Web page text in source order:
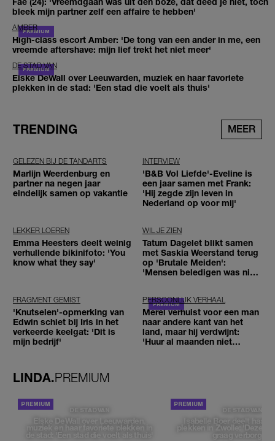
bleek mijn partner zelf een affaire te hebben'
AMBER
High-class escort Amber: 'De tong van een ander in me, een
vreemde aftershave: mijn lief trekt het niet meer'
DE STAD VAN
Elske DeWall over Leeuwarden, muziek en haar favoriete
plekken in de stad: 'Een stad die voelt als thuis'
TRENDING MEER
GELEZEN BIJ DE TANDARTS
Marlijn Weerdenburg en
partner na negen jaar
eindelijk samen op vakantie
INTERVIEW
'B&B Vol Liefde'-Eveline is
een jaar samen met Frank:
'Hij zegde zijn leven in
Nederland op voor mij'
LEKKER LOEREN
Emma Heesters deelt weinig
verhullende bikinifoto: 'You
know what they say'
WIL JE ZIEN
Tatum Dagelet blikt samen
met Saskia Weerstand terug
op 'Brutale Meiden':
'Mensen beledigen was niet
FRAGMENT GEMIST
'Knutselen'-opmerking van
Edwin schiet bij Iris in het
verkeerde keelgat: 'Dit is
mijn bedrijf'
PERSOONLIJK VERHAAL
Merel verhuist voor een man
naar andere kant van het
land, maar hij verdwijnt:
'Huur al maanden niet
LINDA.PREMIUM
DE STAD VAN
Elske DeWall over Leeuwarden,
muziek en haar favoriete plekken in
de stad: 'Een stad die voelt als thuis'
DE STAD VAN
Isabelle Boer deelt haar
plekken in Zwolle: 'Deze
graag verborgen'